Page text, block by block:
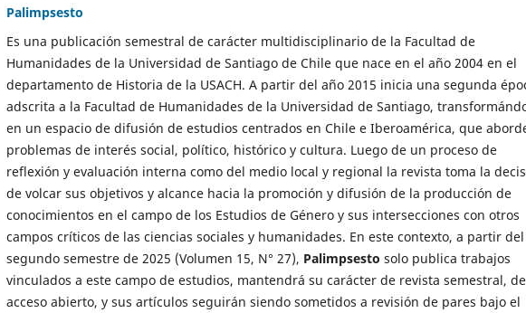
Palimpsesto
Es una publicación semestral de carácter multidisciplinario de la Facultad de
Humanidades de la Universidad de Santiago de Chile que nace en el año 2004 en el
departamento de Historia de la USACH. A partir del año 2015 inicia una segunda
adscrita a la Facultad de Humanidades de la Universidad de Santiago,
en un espacio de difusión de estudios centrados en Chile e Iberoamérica, que
problemas de interés social, político, histórico y cultura. Luego de un proceso de
reflexión y evaluación interna como del medio local y regional la revista toma la
de volcar sus objetivos y alcance hacia la promoción y difusión de la producción de
conocimientos en el campo de los Estudios de Género y sus intersecciones con otros
campos críticos de las ciencias sociales y humanidades. En este contexto, a partir del
segundo semestre de 2025 (Volumen 15, N° 27), Palimpsesto solo publica trabajos
vinculados a este campo de estudios, mantendrá su carácter de revista semestral, de
acceso abierto, y sus artículos seguirán siendo sometidos a revisión de pares bajo el